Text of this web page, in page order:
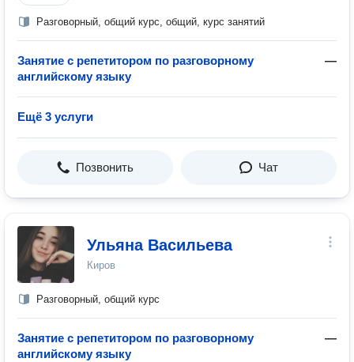
Разговорный, общий курс, общий, курс занятий
Занятие с репетитором по разговорному
английскому языку
—
Ещё 3 услуги
Позвонить Чат
Ульяна Васильева
Киров
Разговорный, общий курс
Занятие с репетитором по разговорному
английскому языку
—